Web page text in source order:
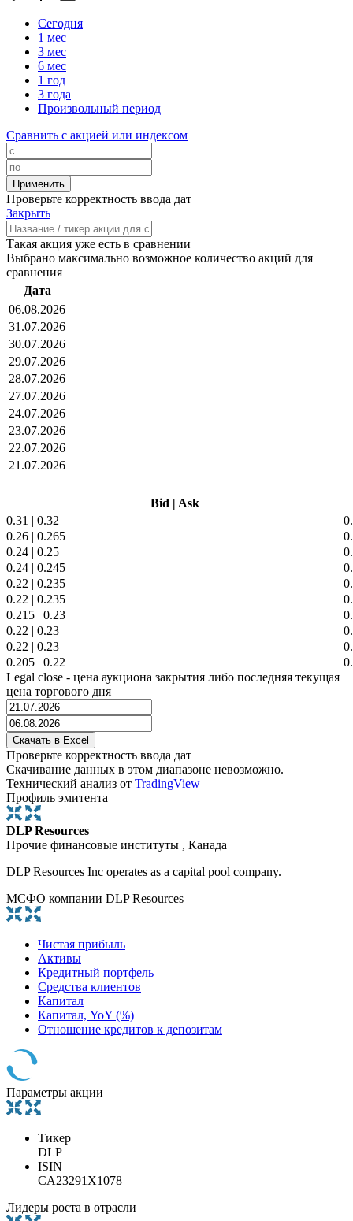
Сегодня
1 мес
3 мес
6 мес
1 год
3 года
Произвольный период
Сравнить с акцией или индексом
Проверьте корректность ввода дат
Закрыть
Такая акция уже есть в сравнении
Выбрано максимально возможное количество акций для
сравнения
Дата
06.08.2026
31.07.2026
30.07.2026
29.07.2026
28.07.2026
27.07.2026
24.07.2026
23.07.2026
22.07.2026
21.07.2026
Bid | Ask
0.31 | 0.32
0.26 | 0.265
0.24 | 0.25
0.24 | 0.245
0.22 | 0.235
0.22 | 0.235
0.215 | 0.23
0.22 | 0.23
0.22 | 0.23
0.205 | 0.22
Legal close - цена аукциона закрытия либо последняя текущая
цена торгового дня
Проверьте корректность ввода дат
Скачивание данных в этом диапазоне невозможно.
Технический анализ от TradingView
Профиль эмитента
DLP Resources
Прочие финансовые институты , Канада
DLP Resources Inc operates as a capital pool company.
МСФО компании DLP Resources
Чистая прибыль
Активы
Кредитный портфель
Средства клиентов
Капитал
Капитал, YoY (%)
Отношение кредитов к депозитам
Параметры акции
Тикер
DLP
ISIN
CA23291X1078
Лидеры роста в отрасли